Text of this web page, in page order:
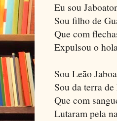
Eu sou
Sou filho de
Que com
Expulsou o
Sou Leão
Sou da terra de
Que com
Lutaram pela